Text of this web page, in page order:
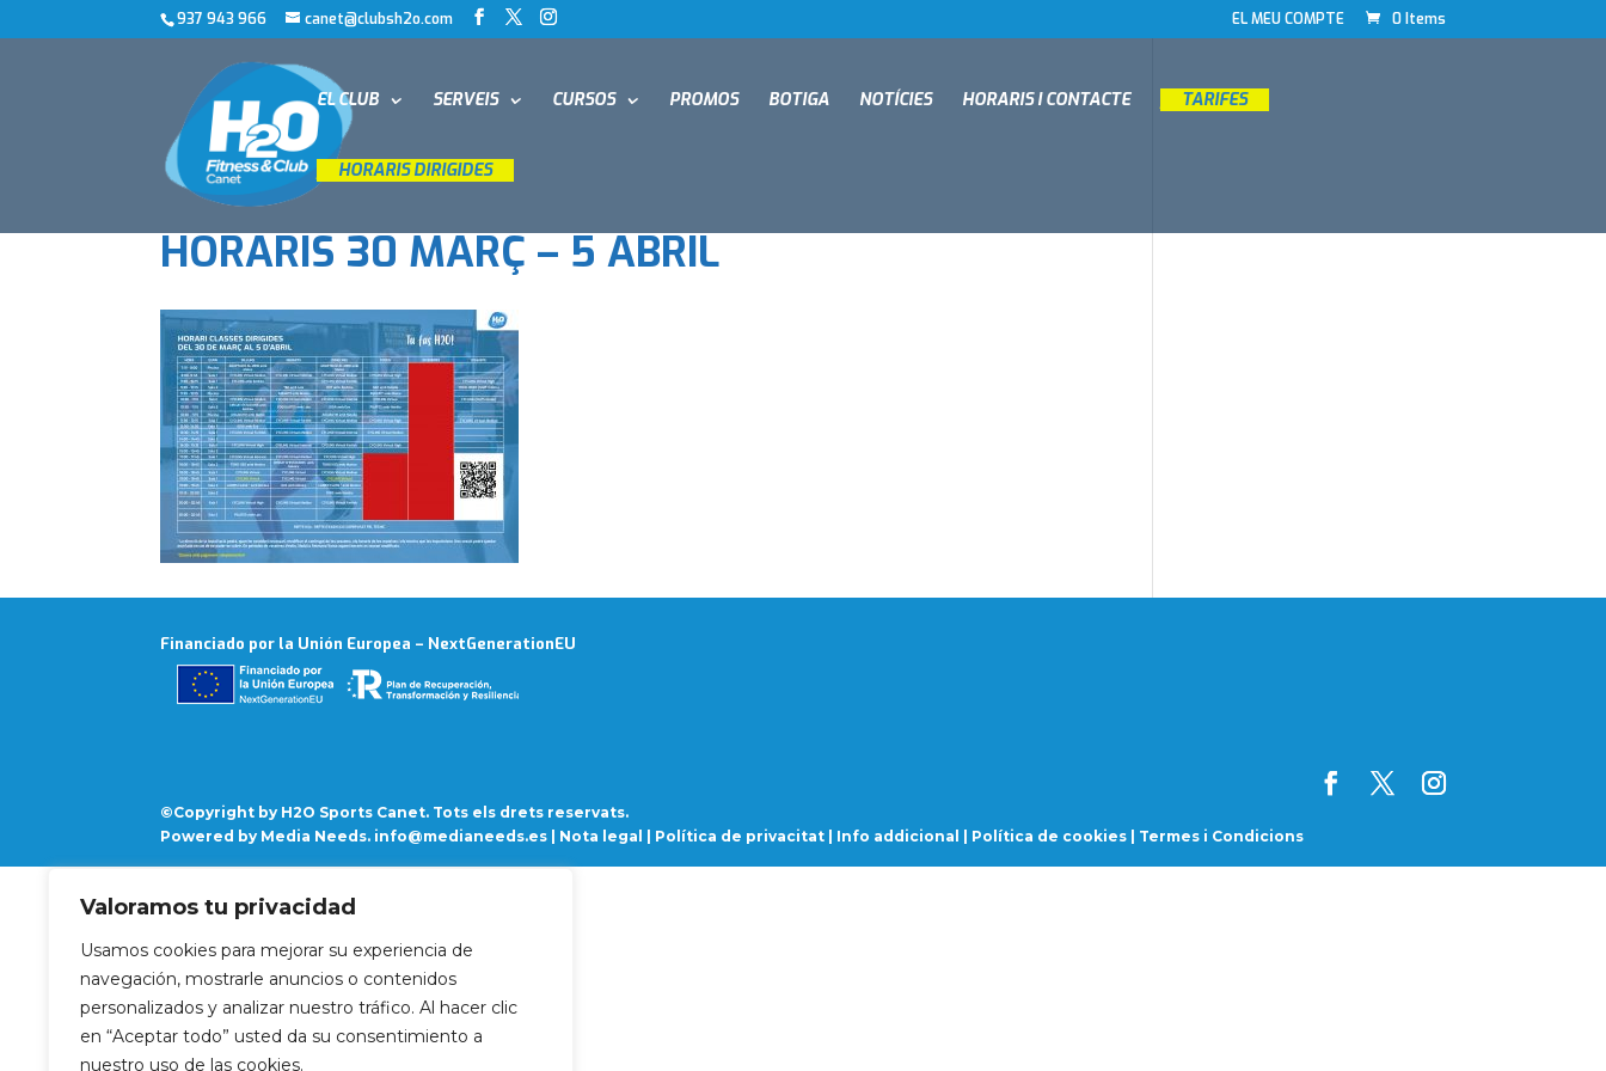
Valoramos tu privacidad
Usamos cookies para mejorar su experiencia de
navegación, mostrarle anuncios o contenidos
personalizados y analizar nuestro tráfico. Al hacer clic
en “Aceptar todo” usted da su consentimiento a
nuestro uso de las cookies.
937 943 966 canet@clubsh2o.com EL MEU COMPTE 0 Items
EL CLUB SERVEIS CURSOS PROMOS BOTIGA NOTÍCIES HORARIS I CONTACTE TARIFES__
HORARIS DIRIGIDES__
HORARIS 30 MARÇ – 5 ABRIL
Financiado por la Unión Europea – NextGenerationEU
©Copyright by H2O Sports Canet. Tots els drets reservats.
Powered by Media Needs. info@medianeeds.es | Nota legal | Política de privacitat | Info addicional | Política de cookies | Termes i Condicions